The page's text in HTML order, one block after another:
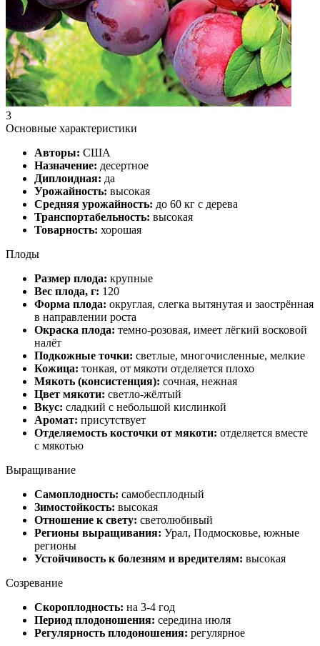
3
Основные характеристики
Авторы: США
Назначение: десертное
Диплоидная: да
Урожайность: высокая
Средняя урожайность: до 60 кг с дерева
Транспортабельность: высокая
Товарность: хорошая
Плоды
Размер плода: крупные
Вес плода, г: 120
Форма плода: округлая, слегка вытянутая и заострённая
в направлении роста
Окраска плода: темно-розовая, имеет лёгкий восковой
налёт
Подкожные точки: светлые, многочисленные, мелкие
Кожица: тонкая, от мякоти отделяется плохо
Мякоть (консистенция): сочная, нежная
Цвет мякоти: светло-жёлтый
Вкус: сладкий с небольшой кислинкой
Аромат: присутствует
Отделяемость косточки от мякоти: отделяется вместе
с мякотью
Выращивание
Самоплодность: самобесплодный
Зимостойкость: высокая
Отношение к свету: светолюбивый
Регионы выращивания: Урал, Подмосковье, южные
регионы
Устойчивость к болезням и вредителям: высокая
Созревание
Скороплодность: на 3-4 год
Период плодоношения: середина июля
Регулярность плодоношения: регулярное